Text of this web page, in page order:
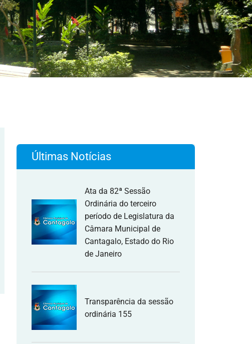
Últimas Notícias
Ata da 82ª Sessão
Ordinária do terceiro
período de Legislatura da
Câmara Municipal de
Cantagalo, Estado do Rio
de Janeiro
Transparência da sessão
ordinária 155